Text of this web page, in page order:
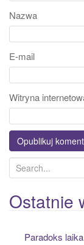
Nazwa
E-mail
Witryna
e
a
r
Ostatnie
Paradoks